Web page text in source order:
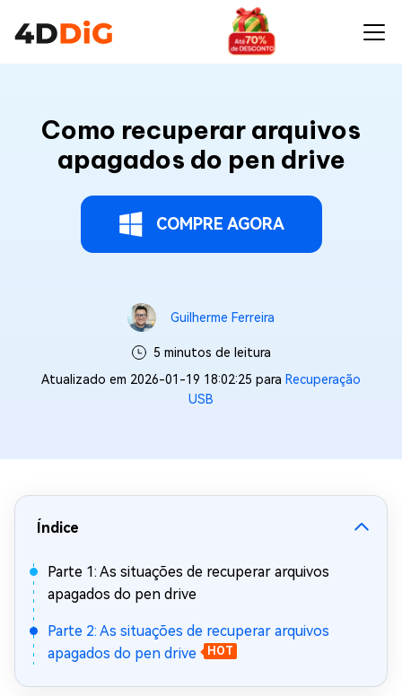
Como recuperar arquivos
apagados do pen drive
COMPRE AGORA
Guilherme Ferreira
5 minutos de leitura
Atualizado em 2026-01-19 18:02:25 para Recuperação
USB
Índice
Parte 1: As situações de recuperar arquivos
apagados do pen drive
Parte 2: As situações de recuperar arquivos
apagados do pen drive
HOT